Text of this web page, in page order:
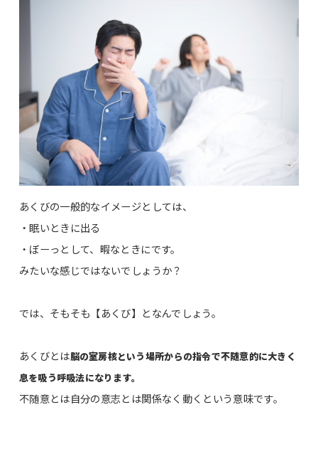
あくびの一般的なイメージとしては、
・眠いときに出る
・ぼーっとして、暇なときにです。
みたいな感じではないでしょうか？
では、そもそも【あくび】となんでしょう。
あくびとは脳の室房核という場所からの指令で不随意的に大きく
息を吸う呼吸法になります。
不随意とは自分の意志とは関係なく動くという意味です。